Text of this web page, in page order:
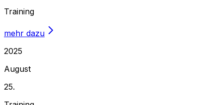
Training
mehr dazu
2025
August
25.